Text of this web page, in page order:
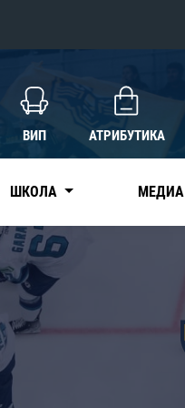
ВИП АТРИБУТИКА
ШКОЛА МЕДИА